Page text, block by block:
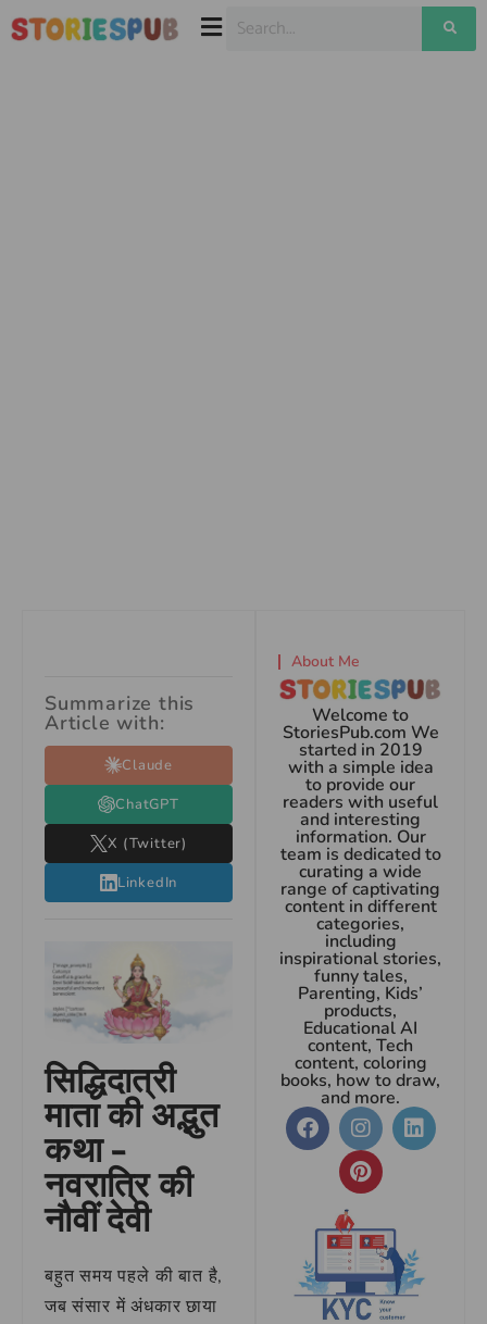
Summarize this
Article with:
Claude
ChatGPT
X (Twitter)
LinkedIn
सिद्धिदात्री
माता की अद्भुत
कथा –
नवरात्रि की
नौवीं देवी
बहुत समय पहले की बात है,
जब संसार में अंधकार छाया
About Me
Welcome to
StoriesPub.com We
started in 2019
with a simple idea
to provide our
readers with useful
and interesting
information. Our
team is dedicated to
curating a wide
range of captivating
content in different
categories,
including
inspirational stories,
funny tales,
Parenting, Kids’
products,
Educational AI
content, Tech
content, coloring
books, how to draw,
and more.